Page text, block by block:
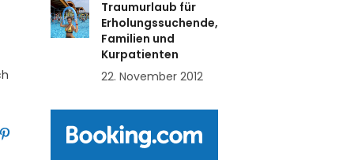
Traumurlaub für
Erholungssuchende,
Familien und
Kurpatienten
22. November 2012